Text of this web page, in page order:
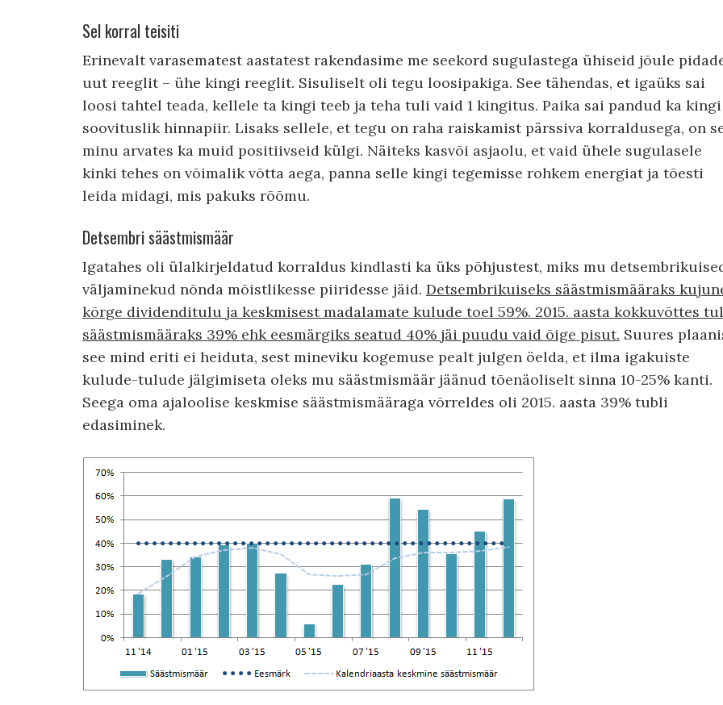
Sel korral teisiti
Erinevalt varasematest aastatest rakendasime me seekord sugulastega ühiseid jõule
uut reeglit – ühe kingi reeglit. Sisuliselt oli tegu loosipakiga. See tähendas, et igaüks sai
loosi tahtel teada, kellele ta kingi teeb ja teha tuli vaid 1 kingitus. Paika sai pandud ka kingi
soovituslik hinnapiir. Lisaks sellele, et tegu on raha raiskamist pärssiva korraldusega, on
minu arvates ka muid positiivseid külgi. Näiteks kasvõi asjaolu, et vaid ühele sugulasele
kinki tehes on võimalik võtta aega, panna selle kingi tegemisse rohkem energiat ja tõesti
leida midagi, mis pakuks rõõmu.
Detsembri säästmismäär
Igatahes oli ülalkirjeldatud korraldus kindlasti ka üks põhjustest, miks mu
väljaminekud nõnda mõistlikesse piiridesse jäid. Detsembrikuiseks säästmismääraks
kõrge dividenditulu ja keskmisest madalamate kulude toel 59%. 2015. aasta kokkuvõttes
säästmismääraks 39% ehk eesmärgiks seatud 40% jäi puudu vaid õige pisut. Suures
see mind eriti ei heiduta, sest mineviku kogemuse pealt julgen öelda, et ilma igakuiste
kulude-tulude jälgimiseta oleks mu säästmismäär jäänud tõenäoliselt sinna 10-25% kanti.
Seega oma ajaloolise keskmise säästmismääraga võrreldes oli 2015. aasta 39% tubli
edasiminek.